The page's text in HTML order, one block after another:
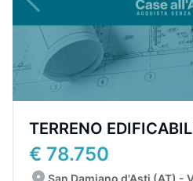
TERRENO
€ 78.750
San Damiano d'Asti (AT) -